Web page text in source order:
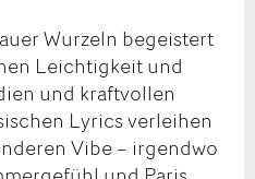
Wurzeln begeistert
Leichtigkeit und
und kraftvollen
Lyrics verleihen
Vibe – irgendwo